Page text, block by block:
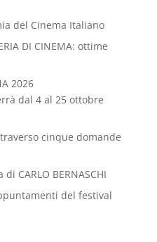
del Cinema Italiano
DI CINEMA: ottime
2026
dal 4 al 25 ottobre
cinque domande
CARLO BERNASCHI
del festival